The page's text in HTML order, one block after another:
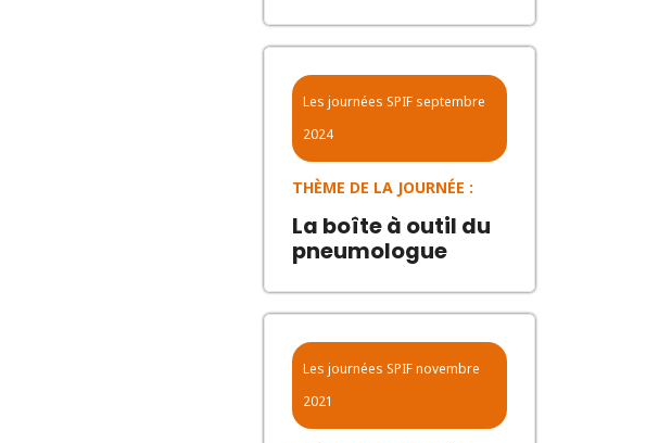
Les journées SPIF septembre
2024
THÈME DE LA JOURNÉE :
La boîte à outil du
pneumologue
Les journées SPIFnovembre
2021